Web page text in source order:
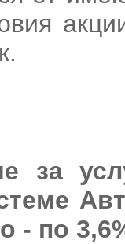
.
за
- по